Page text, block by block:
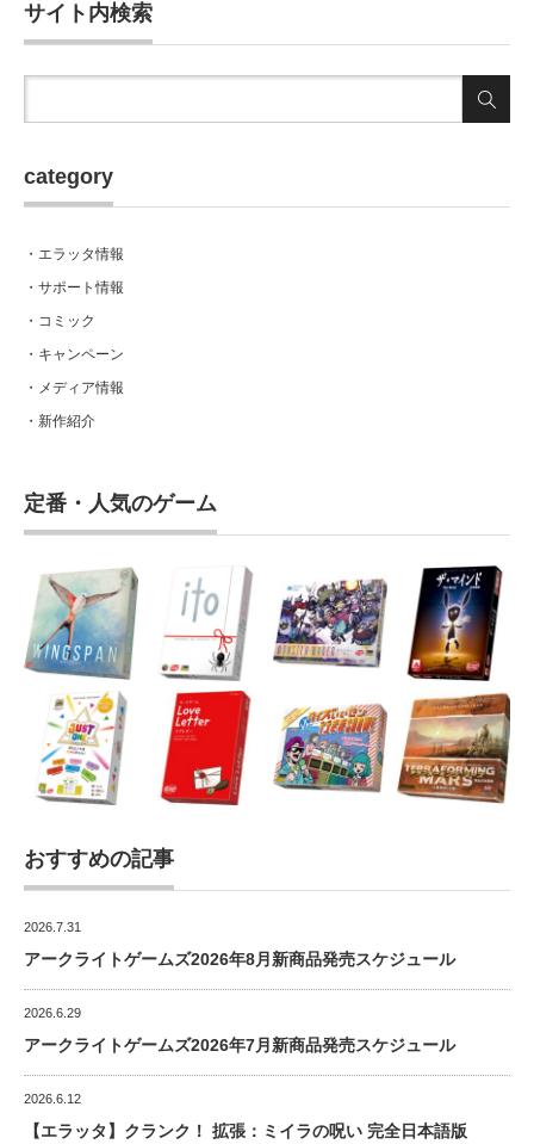
サイト内検索
category
・エラッタ情報
・サポート情報
・コミック
・キャンペーン
・メディア情報
・新作紹介
定番・人気のゲーム
おすすめの記事
2026.7.31
アークライトゲームズ2026年8月新商品発売スケジュール
2026.6.29
アークライトゲームズ2026年7月新商品発売スケジュール
2026.6.12
【エラッタ】クランク！ 拡張：ミイラの呪い 完全日本語版